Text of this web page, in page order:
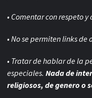
• Comentar con respeto
• No se permiten links de
• Tratar de hablar de la
especiales. Nada de
religiosos, de genero o